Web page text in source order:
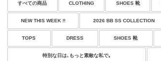
すべての商品 CLOTHING SHOES 靴
NEW THIS WEEK !! 2026 BB SS COLLECTION
TOPS DRESS SHOES 靴
特別な日は､もっと素敵な私で｡